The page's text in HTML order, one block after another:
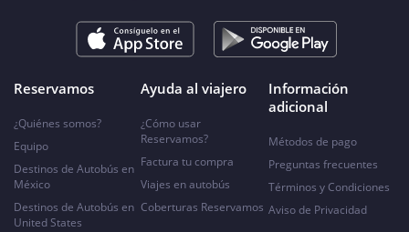
Reservamos
¿Quiénes somos?
Equipo
Destinos de Autobús en
México
Destinos de Autobús en
United States
Ayuda al viajero
¿Cómo usar
Reservamos?
Factura tu compra
Viajes en autobús
Coberturas Reservamos
Información
adicional
Métodos de pago
Preguntas frecuentes
Términos y Condiciones
Aviso de Privacidad